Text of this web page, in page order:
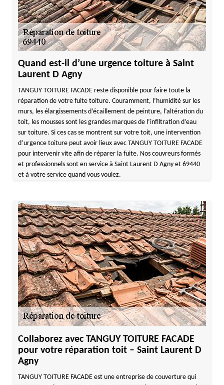
Quand est-il d’une urgence toiture à Saint
Laurent D Agny
TANGUY TOITURE FACADE reste disponible pour faire toute la
réparation de votre fuite toiture. Couramment, l’humidité sur les
murs, les élargissements d’écaillement de peinture, l’altération du
toit, les mousses sont les grandes marques de l’infiltration d’eau
sur toiture. Si ces cas se montrent sur votre toit, une intervention
d’urgence toiture peut avoir lieux avec TANGUY TOITURE FACADE
pour intervenir vite afin de réparer la fuite. Nos couvreurs formés
et professionnels sont en service à Saint Laurent D Agny et 69440
et à votre service quand vous voulez.
Collaborez avec TANGUY TOITURE FACADE
pour votre réparation toit – Saint Laurent D
Agny
TANGUY TOITURE FACADE est une entreprise de couverture qui